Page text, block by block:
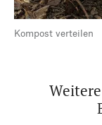
Kompost verteilen